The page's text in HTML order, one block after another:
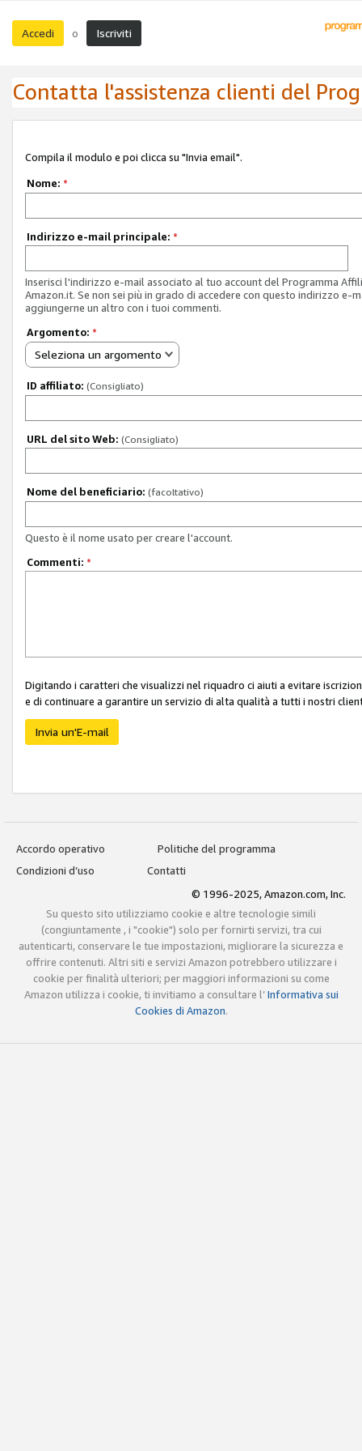
Accedi o Iscriviti
Contatta l'assistenza clienti del
Compila il modulo e poi clicca su "Invia email".
Nome: *
Indirizzo e-mail principale: *
Inserisci l'indirizzo e-mail associato al tuo account del Programma
Amazon.it. Se non sei più in grado di accedere con questo indirizzo e-
aggiungerne un altro con i tuoi commenti.
Argomento: *
Seleziona un argomento
ID affiliato: (Consigliato)
URL del sito Web: (Consigliato)
Nome del beneficiario: (facoltativo)
Questo è il nome usato per creare l'account.
Commenti: *
Digitando i caratteri che visualizzi nel riquadro ci aiuti a evitare
e di continuare a garantire un servizio di alta qualità a tutti i nostri
Invia un'E-mail
Accordo operativo
Politiche del programma
Condizioni d’uso
Contatti
© 1996-2025, Amazon.com, Inc.
Su questo sito utilizziamo cookie e altre tecnologie simili
(congiuntamente , i "cookie") solo per fornirti servizi, tra cui
autenticarti, conservare le tue impostazioni, migliorare la sicurezza e
offrire contenuti. Altri siti e servizi Amazon potrebbero utilizzare i
cookie per finalità ulteriori; per maggiori informazioni su come
Amazon utilizza i cookie, ti invitiamo a consultare l’Informativa sui
Cookies di Amazon.